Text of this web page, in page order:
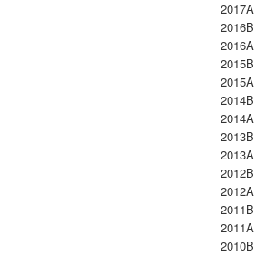
2017A
2016B
2016A
2015B
2015A
2014B
2014A
2013B
2013A
2012B
2012A
2011B
2011A
2010B